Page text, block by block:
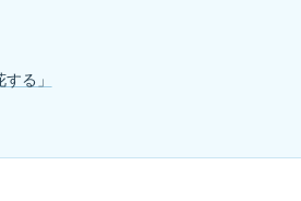
る」